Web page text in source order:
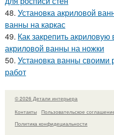
48. Установка акриловой
ванны на каркас
49. Как закрепить
акриловой ванны на ножки
50. Установка ванны
работ
© 2026 Детали интерьера
Контакты
Пользовательское
Политика конфидециальности